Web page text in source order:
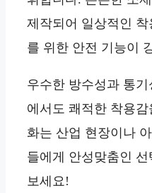
제작되어 일상적인
를 위한 안전 기능이
우수한 방수성과 통
에서도 쾌적한 착용
화는 산업 현장이나
들에게 안성맞춤인
보세요!